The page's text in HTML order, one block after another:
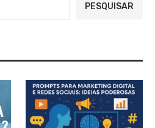
PESQUISAR